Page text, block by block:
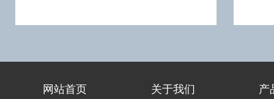
网站首页 关于我们 产